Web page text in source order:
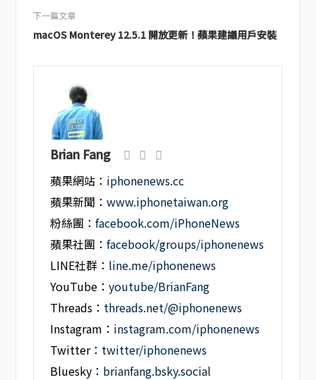
下一篇文章
macOS Monterey 12.5.1 開放更新！蘋果建議用戶安裝
Brian Fang
蘋果網站： iphonenews.cc
蘋果新聞：www.iphonetaiwan.org
粉絲團：facebook.com/iPhoneNews
蘋果社團：facebook/groups/iphonenews
LINE社群： line.me/iphonenews
YouTube：youtube/BrianFang
Threads： threads.net/@iphonenews
Instagram： instagram.com/iphonenews
Twitter： twitter/iphonenews
Bluesky： brianfang.bsky.social